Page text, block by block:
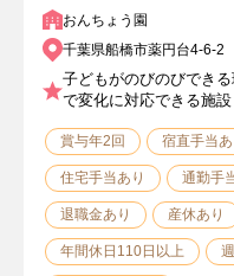
おんちょう園
千葉県船橋市薬円台4-6-2
子どもがのびのびでき
で変化に対応できる施設
賞与年2回 宿直手当あ
住宅手当あり 通勤手
退職金あり 産休あり
年間休日110日以上